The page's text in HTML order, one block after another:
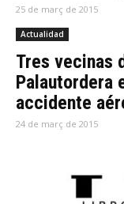
25 de març de 2015
Actualidad
Tres vecinas
Palautordera
accidente
24 de març de 2015